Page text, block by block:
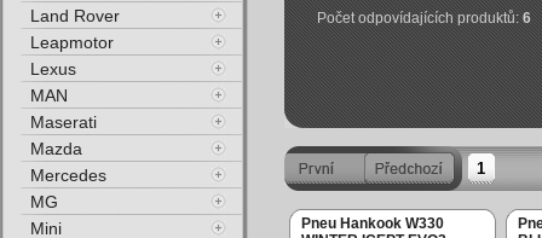
Počet odpovídajících produktů:6
1
Pneu Hankook W330
Land Rover
Leapmotor
Lexus
MAN
Maserati
Mazda
Mercedes
MG
Mini